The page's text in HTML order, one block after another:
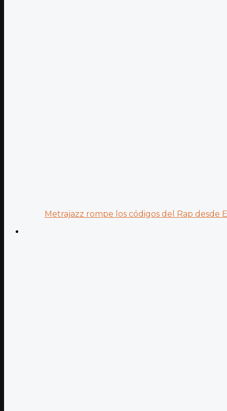
Metrajazz rompe los códigos del Rap desde